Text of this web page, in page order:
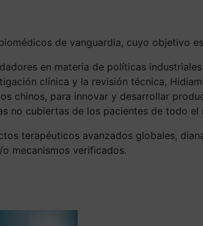
de vanguardia, cuyo objetivo
en materia de políticas
clínica y la revisión técnica,
chinos, para innovar y desarrollar
no cubiertas de los pacientes de todo el
terapéuticos avanzados globales,
mecanismos verificados.